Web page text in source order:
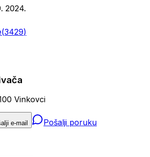
2024.
(3429)
Vinkovci
e-mail Pošalji poruku